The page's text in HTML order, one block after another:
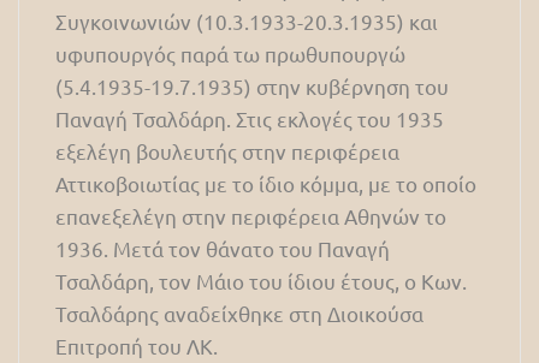
Συγκοινωνιών (10.3.1933-20.3.1935) και
υφυπουργός παρά τω πρωθυπουργώ
(5.4.1935-19.7.1935) στην κυβέρνηση του
Παναγή Τσαλδάρη. Στις εκλογές του 1935
εξελέγη βουλευτής στην περιφέρεια
Αττικοβοιωτίας με το ίδιο κόμμα, με το οποίο
επανεξελέγη στην περιφέρεια Αθηνών το
1936. Μετά τον θάνατο του Παναγή
Τσαλδάρη, τον Μάιο του ίδιου έτους, ο Κων.
Τσαλδάρης αναδείχθηκε στη Διοικούσα
Επιτροπή του ΛΚ.